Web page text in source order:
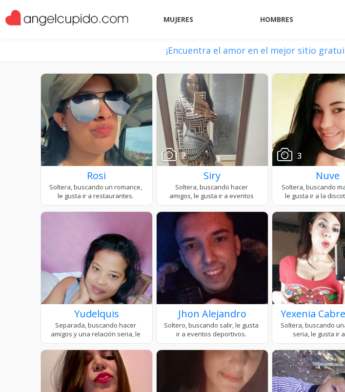
MUJERES HOMBRES
¡Encuentra el amor en el mejor sitio
Rosi
2
Siry
3
Nuve
Yudelquis Jhon Alejandro Yexenia